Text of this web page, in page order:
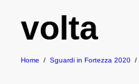
volta
Home / Sguardi in Fortezza 2020 /